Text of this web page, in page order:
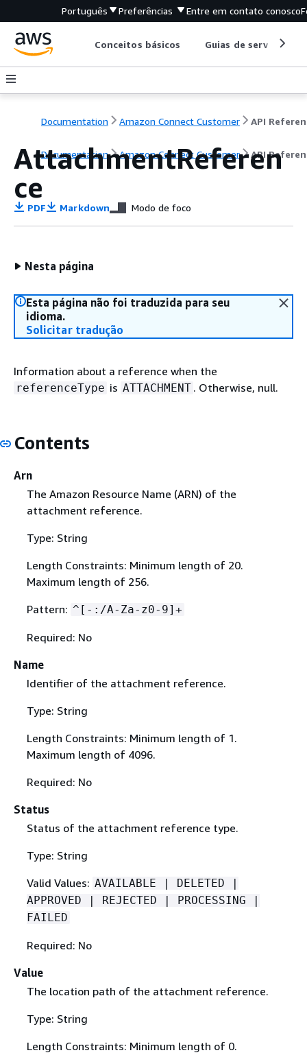
Português Preferências Entre em contato conosco
Conceitos básicos Guias de serviço
Documentation Amazon Connect Customer API
Documentation Amazon Connect Customer API
AttachmentReferen
ce
PDF Markdown Modo de foco
Nesta página
Esta página não foi traduzida para seu
idioma.
Solicitar tradução
Information about a reference when the
referenceType is ATTACHMENT . Otherwise, null.
Contents
Arn
The Amazon Resource Name (ARN) of the
attachment reference.
Type: String
Length Constraints: Minimum length of 20.
Maximum length of 256.
Pattern: ^[-:/A-Za-z0-9]+
Required: No
Name
Identifier of the attachment reference.
Type: String
Length Constraints: Minimum length of 1.
Maximum length of 4096.
Required: No
Status
Status of the attachment reference type.
Type: String
Valid Values: AVAILABLE | DELETED |
APPROVED | REJECTED | PROCESSING |
FAILED
Required: No
Value
The location path of the attachment reference.
Type: String
Length Constraints: Minimum length of 0.